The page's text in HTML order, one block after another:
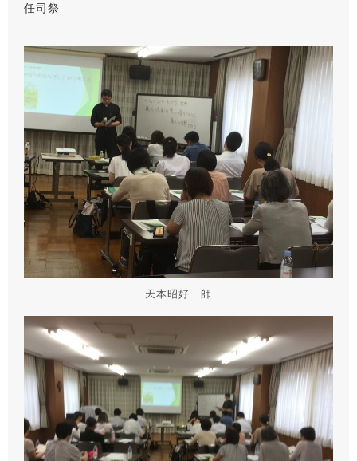
任司祭
天本昭好 師